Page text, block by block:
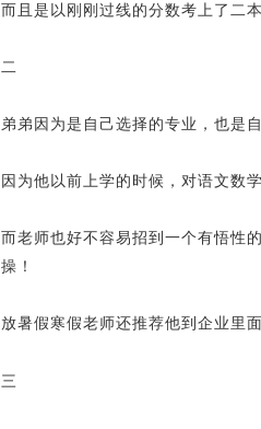
而且是以刚刚过线的分数考上了二
二
弟弟因为是自己选择的专业，也是
因为他以前上学的时候，对语文数
而老师也好不容易招到一个有悟性
操！
放暑假寒假老师还推荐他到企业里
三